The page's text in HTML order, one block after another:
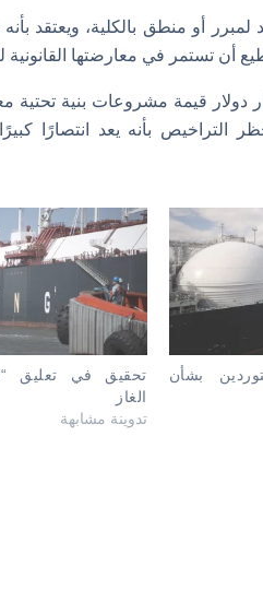
أو منطق بالكلية، ويعتقد
أن تستمر في معارضتها القانونية
موريل المدعية العامة للولاية عن أن حوالي 61 مليار دولار قيمة
بأنه يعد انتصارًا
تحقيق في تعليق
الغاز
تدوينة مشابهة
بشأن